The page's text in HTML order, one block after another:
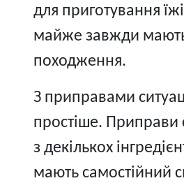
для приготування
майже завжди
походження.
З приправами
простіше. Приправи
з декількох
мають самостійний